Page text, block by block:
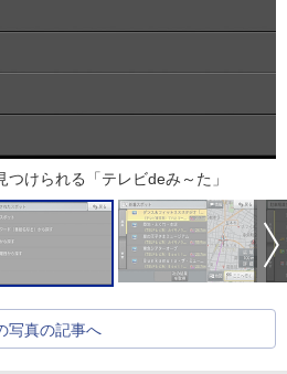
けられる「テレビdeみ～た」
写真の記事へ